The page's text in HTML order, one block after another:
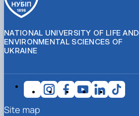
NATIONAL UNIVERSITY OF LIFE AND
ENVIRONMENTAL SCIENCES OF
UKRAINE
Site map